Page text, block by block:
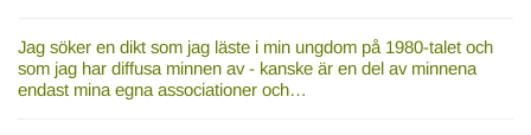
Jag söker en dikt som jag läste i min ungdom på 1980-talet och
som jag har diffusa minnen av - kanske är en del av minnena
endast mina egna associationer och…